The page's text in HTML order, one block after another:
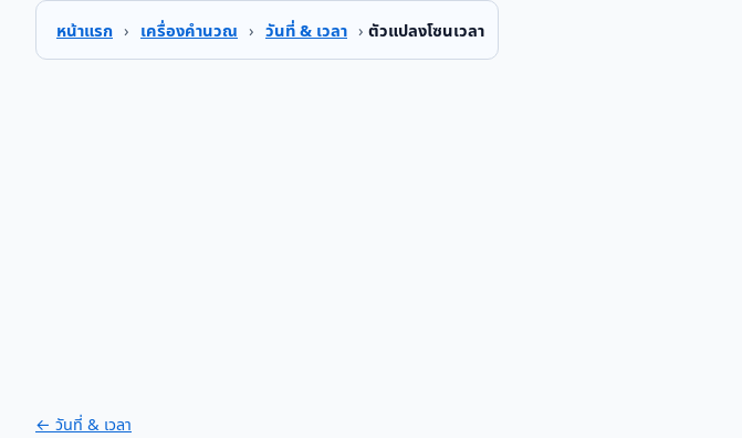
หน้าแรก › เครื่องคำนวณ › วันที่ & เวลา › ตัวแปลงโซนเวลา
← วันที่ & เวลา